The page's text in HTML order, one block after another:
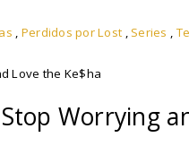
, Perdidos por Lost , Series ,
Love the Ke$ha
Worrying